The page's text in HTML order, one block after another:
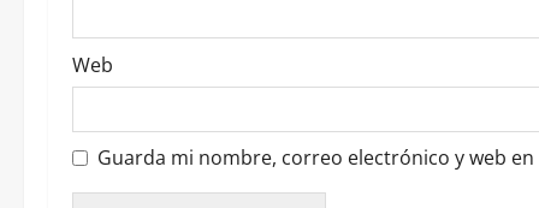
Web
Guarda mi nombre, correo electrónico y web